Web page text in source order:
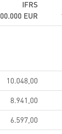
IFRS
EUR
10.048,00
8.941,00
6.597,00